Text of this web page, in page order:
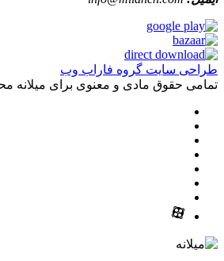
طراحی سایت گروه فاراب وب
تمامی حقوق مادی و معنوی برای میلانه